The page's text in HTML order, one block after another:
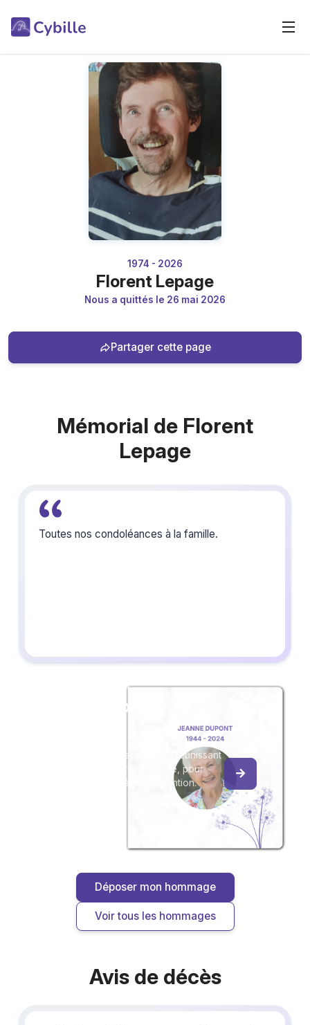
1974 - 2026
Florent Lepage
Nous a quittés le 26 mai 2026
Partager cette page
Mémorial de Florent
Lepage
Toutes nos condoléances à la famille.
Créez un album
Créez un album collaboratif en réunissant
les hommages à Florent Lepage, pour
vous ou pour une délicate attention.
Déposer mon hommage
Voir tous les hommages
Avis de décès